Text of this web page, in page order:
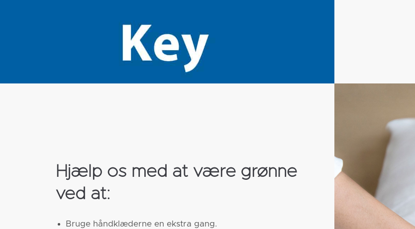
Hjælp os med at være grønne
ved at:
Bruge håndklæderne en ekstra gang.